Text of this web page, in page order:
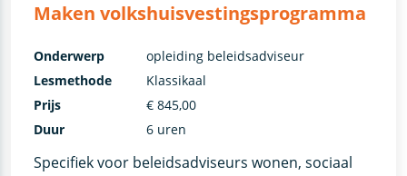
Maken volkshuisvestingsprogramma
Specifiek voor beleidsadviseurs wonen, sociaal
Onderwerp
opleiding beleidsadviseur
Lesmethode
Klassikaal
Prijs
€ 845,00
Duur
6 uren